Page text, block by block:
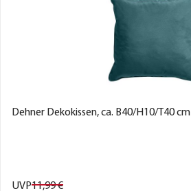
Dehner Dekokissen, ca. B40/H10/T40 cm
UVP11,99€